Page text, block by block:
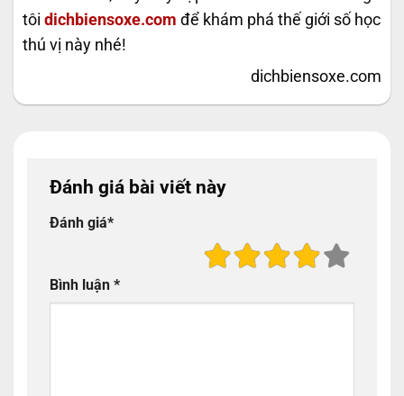
tôi dichbiensoxe.com để khám phá thế giới số học
thú vị này nhé!
dichbiensoxe.com
Đánh giá bài viết này
Đánh giá*
Bình luận *